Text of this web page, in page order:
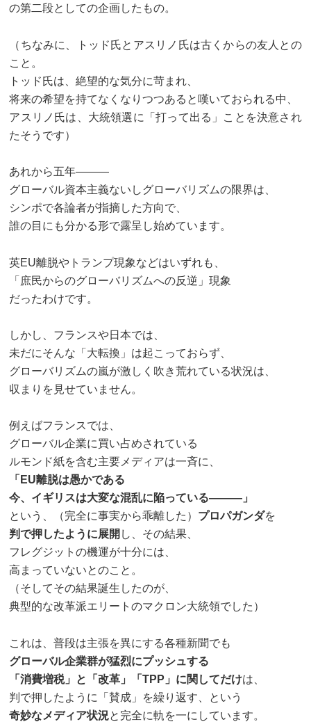
の第二段としての企画したもの。
（ちなみに、トッド氏とアスリノ氏は古くからの友人との
こと。
トッド氏は、絶望的な気分に苛まれ、
将来の希望を持てなくなりつつあると嘆いておられる中、
アスリノ氏は、大統領選に「打って出る」ことを決意され
たそうです）
あれから五年―――
グローバル資本主義ないしグローバリズムの限界は、
シンポで各論者が指摘した方向で、
誰の目にも分かる形で露呈し始めています。
英EU離脱やトランプ現象などはいずれも、
「庶民からのグローバリズムへの反逆」現象
だったわけです。
しかし、フランスや日本では、
未だにそんな「大転換」は起こっておらず、
グローバリズムの嵐が激しく吹き荒れている状況は、
収まりを見せていません。
例えばフランスでは、
グローバル企業に買い占めされている
ルモンド紙を含む主要メディアは一斉に、
「EU離脱は愚かである
今、イギリスは大変な混乱に陥っている―――」
という、（完全に事実から乖離した） プロパガンダを
判で押したように展開 し、その結果、
フレグジットの機運が十分には、
高まっていないとのこと。
（そしてその結果誕生したのが、
典型的な改革派エリートのマクロン大統領でした）
これは、普段は主張を異にする各種新聞でも
グローバル企業群が猛烈にプッシュする
「消費増税」と「改革」「TPP」に関してだけは、
判で押したように「賛成」を繰り返す、という
奇妙なメディア状況と完全に軌を一にしています。